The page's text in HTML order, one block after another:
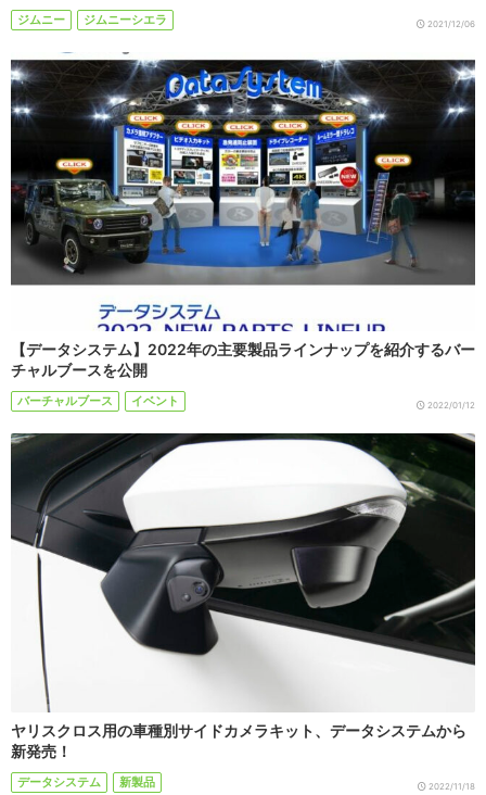
ジムニー ジムニーシエラ 2021/12/06
【データシステム】2022年の主要製品ラインナップを紹介するバー
チャルブースを公開
バーチャルブース イベント 2022/01/12
ヤリスクロス用の車種別サイドカメラキット、データシステムから
新発売！
データシステム 新製品 2022/11/18